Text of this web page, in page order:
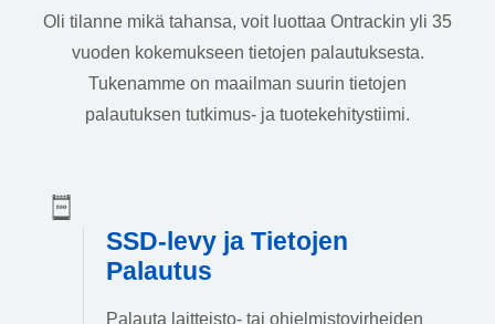
Oli tilanne mikä tahansa, voit luottaa Ontrackin yli 35
vuoden kokemukseen tietojen palautuksesta.
Tukenamme on maailman suurin tietojen
palautuksen tutkimus- ja tuotekehitystiimi.
SSD-levy ja Tietojen
Palautus
Palauta laitteisto- tai ohjelmistovirheiden